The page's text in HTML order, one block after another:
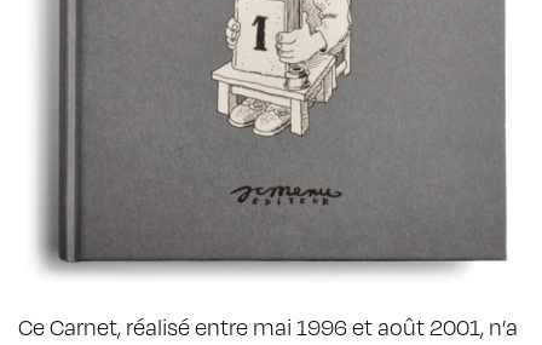
Ce Carnet, réalisé entre mai 1996 et août 2001, n’a